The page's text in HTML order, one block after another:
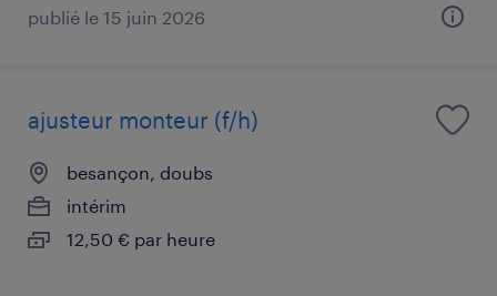
publié le 15 juin 2026
ajusteur monteur (f/h)
besançon, doubs
intérim
12,50 € par heure